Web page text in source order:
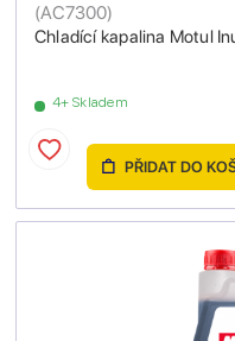
Chladící kapalina Motul
(AC7300)
4+ Skladem
PŘIDAT DO